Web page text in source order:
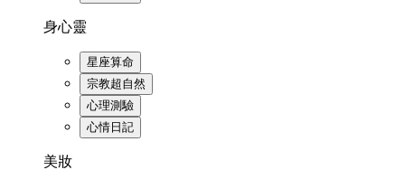
身心靈
星座算命
宗教超自然
心理測驗
心情日記
美妝